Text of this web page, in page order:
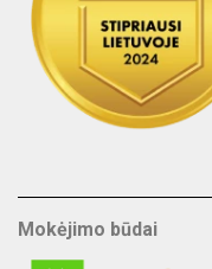
Mokėjimo būdai